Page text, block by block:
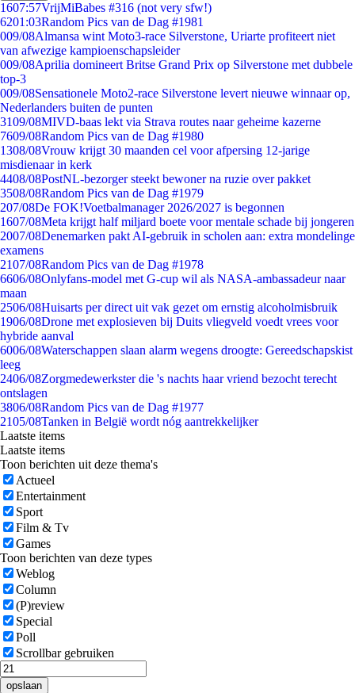
1607:57VrijMiBabes #316 (not very sfw!)
6201:03Random Pics van de Dag #1981
009/08Almansa wint Moto3-race Silverstone, Uriarte profiteert niet
van afwezige kampioenschapsleider
009/08Aprilia domineert Britse Grand Prix op Silverstone met dubbele
top-3
009/08Sensationele Moto2-race Silverstone levert nieuwe winnaar op,
Nederlanders buiten de punten
3109/08MIVD-baas lekt via Strava routes naar geheime kazerne
7609/08Random Pics van de Dag #1980
1308/08Vrouw krijgt 30 maanden cel voor afpersing 12-jarige
misdienaar in kerk
4408/08PostNL-bezorger steekt bewoner na ruzie over pakket
3508/08Random Pics van de Dag #1979
207/08De FOK!Voetbalmanager 2026/2027 is begonnen
1607/08Meta krijgt half miljard boete voor mentale schade bij jongeren
2007/08Denemarken pakt AI-gebruik in scholen aan: extra mondelinge
examens
2107/08Random Pics van de Dag #1978
6606/08Onlyfans-model met G-cup wil als NASA-ambassadeur naar
maan
2506/08Huisarts per direct uit vak gezet om ernstig alcoholmisbruik
1906/08Drone met explosieven bij Duits vliegveld voedt vrees voor
hybride aanval
6006/08Waterschappen slaan alarm wegens droogte: Gereedschapskist
leeg
2406/08Zorgmedewerkster die 's nachts haar vriend bezocht terecht
ontslagen
3806/08Random Pics van de Dag #1977
2105/08Tanken in België wordt nóg aantrekkelijker
Laatste items
Laatste items
Toon berichten uit deze thema's
Actueel
Entertainment
Sport
Film & Tv
Games
Toon berichten van deze types
Weblog
Column
(P)review
Special
Poll
Scrollbar gebruiken
opslaan